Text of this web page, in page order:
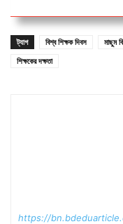
ট্যাগ বিশ্ব শিক্ষক দিবস মাছুম
শিক্ষকের দক্ষতা
https://